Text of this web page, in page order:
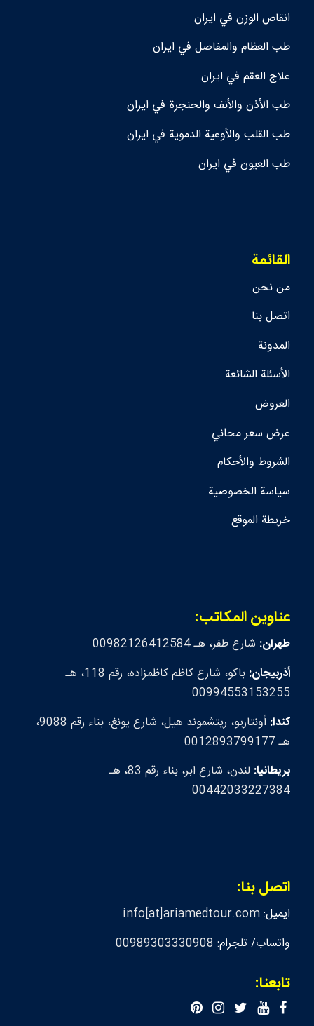
انقاص الوزن في ايران
طب العظام والمفاصل في ايران
علاج العقم في ايران
طب الأذن والأنف والحنجرة في ايران
طب القلب والأوعية الدموية في ايران
طب العيون في ايران
القائمة
من نحن
اتصل بنا
المدونة
الأسئلة الشائعة
العروض
عرض سعر مجاني
الشروط والأحكام
سياسة الخصوصية
خريطة الموقع
عناوين المكاتب:
طهران: شارع ظفر، هـ 00982126412584
أذربيجان:
باكو، شارع كاظم كاظمزاده، رقم 118، هـ
00994553153255
كندا:
أونتاريو، ريتشموند هيل، شارع يونغ، بناء رقم 9088،
هـ 0012893799177
بريطانيا:
لندن، شارع ابر، بناء رقم 83، هـ
00442033227384
اتصل بنا:
ايميل:info[at]ariamedtour.com
واتساب/ تلجرام: 00989303330908
تابعنا: